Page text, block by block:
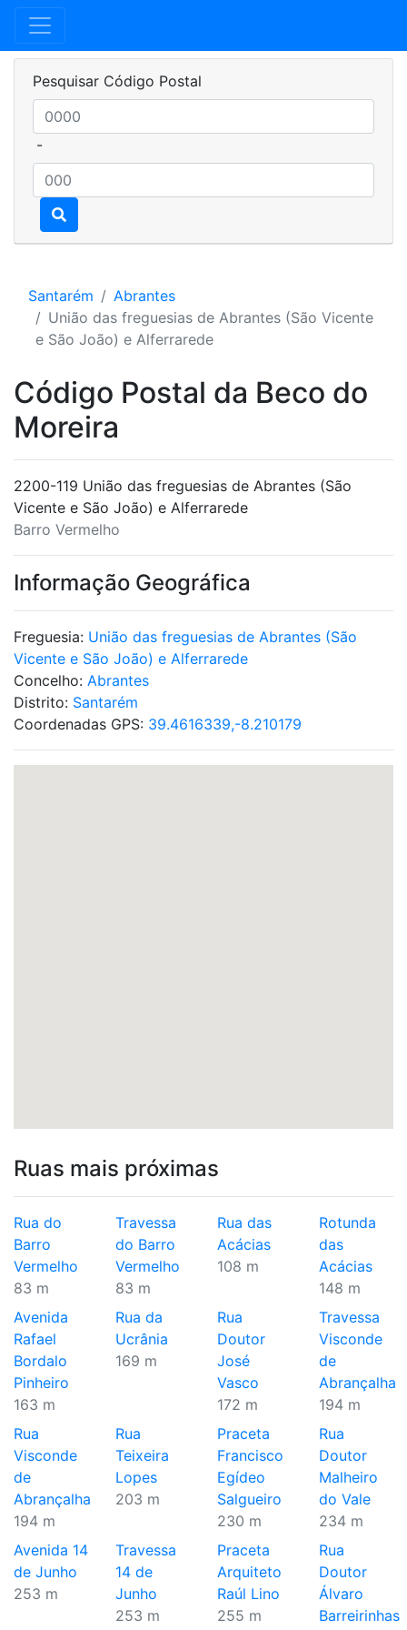
Pesquisar Código Postal
-
Santarém
Abrantes
União das freguesias de Abrantes (São Vicente
e São João) e Alferrarede
Código Postal da Beco do
Moreira
2200-119 União das freguesias de Abrantes (São
Vicente e São João) e Alferrarede
Barro Vermelho
Informação Geográfica
Freguesia: União das freguesias de Abrantes (São
Vicente e São João) e Alferrarede
Concelho: Abrantes
Distrito: Santarém
Coordenadas GPS: 39.4616339,-8.210179
Ruas mais próximas
Rua do
Barro
Vermelho
83 m
Travessa
do Barro
Vermelho
83 m
Rua das
Acácias
108 m
Rotunda
das
Acácias
148 m
Avenida
Rafael
Bordalo
Pinheiro
163 m
Rua da
Ucrânia
169 m
Rua
Doutor
José
Vasco
172 m
Travessa
Visconde
de
Abrançalha
194 m
Rua
Visconde
de
Abrançalha
194 m
Rua
Teixeira
Lopes
203 m
Praceta
Francisco
Egídeo
Salgueiro
230 m
Rua
Doutor
Malheiro
do Vale
234 m
Avenida 14
de Junho
253 m
Travessa
14 de
Junho
253 m
Praceta
Arquiteto
Raúl Lino
255 m
Rua
Doutor
Álvaro
Barreirinhas